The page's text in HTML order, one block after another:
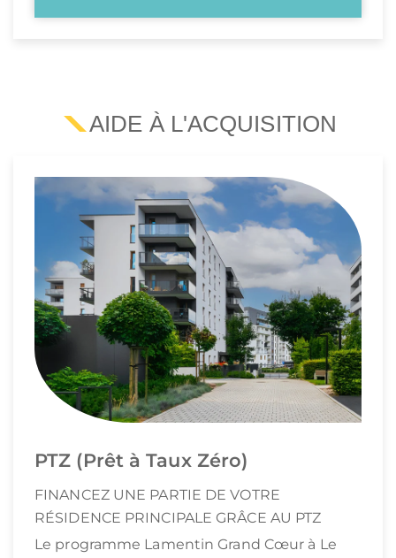
AIDE À L'ACQUISITION
PTZ (Prêt à Taux Zéro)
FINANCEZ UNE PARTIE DE VOTRE
RÉSIDENCE PRINCIPALE GRÂCE AU PTZ
Le programme Lamentin Grand Cœur à Le